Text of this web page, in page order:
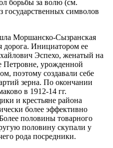
борьбы за волю (см.
символов
Моршанско-Сызранская
Инициатором ее
Эспехо, женатый на
Петровне, урожденной
поэтому создавали себе
зерна. По окончании
в 1912-14 гг.
и крестьяне района
более эффективно
половины товарного
половину скупали у
рода посредники.